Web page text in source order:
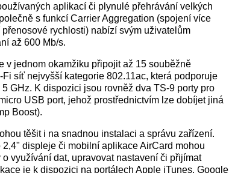
aplikací či plynulé přehrávání velkých
s funkcí Carrier Aggregation (spojení více
rychlosti) nabízí svým uživatelům
až 600 Mb/s.
v jednom okamžiku připojit až 15 souběžně
síť nejvyšší kategorie 802.11ac, která podporuje
GHz. K dispozici jsou rovněž dva TS-9 porty pro
USB port, jehož prostřednictvím lze dobíjet jiná
Boost).
těšit i na snadnou instalaci a správu zařízení.
displeje či mobilní aplikace AirCard mohou
využívání dat, upravovat nastavení či přijímat
je k dispozici na portálech Apple iTunes, Google